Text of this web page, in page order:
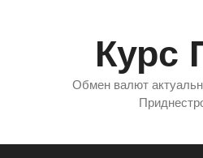
Курс
Обмен валют